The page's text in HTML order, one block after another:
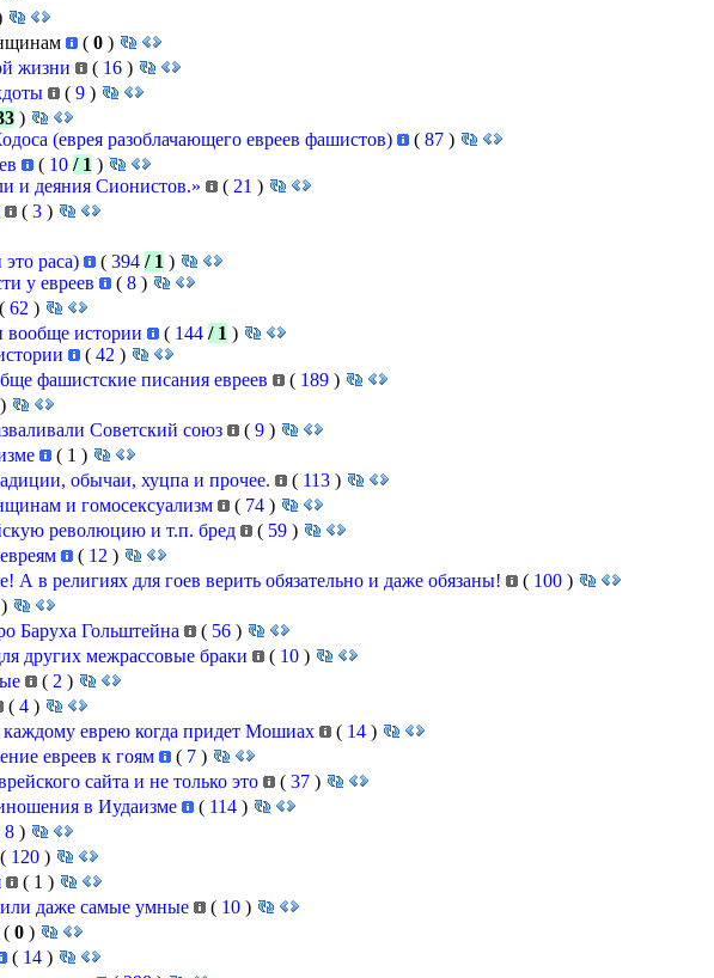
( 0 )
жизни ( 16 )
( 9 )
)
(еврея разоблачающего евреев фашистов) ( 87 )
( 10 / 1 )
и деяния Сионистов.» ( 21 )
( 3 )
раса) ( 394 / 1 )
у евреев ( 8 )
( 62 )
вообще истории ( 144 / 1 )
( 42 )
фашистские писания евреев ( 189 )
)
Советский союз ( 9 )
( 1 )
обычаи, хуцпа и прочее. ( 113 )
и гомосексуализм ( 74 )
революцию и т.п. бред ( 59 )
( 12 )
А в религиях для гоев верить обязательно и даже обязаны! ( 100 )
)
Баруха Гольштейна ( 56 )
других межрассовые браки ( 10 )
( 2 )
( 4 )
еврею когда придет Мошиах ( 14 )
евреев к гоям ( 7 )
сайта и не только это ( 37 )
в Иудаизме ( 114 )
8 )
( 120 )
( 1 )
даже самые умные ( 10 )
( 0 )
( 14 )